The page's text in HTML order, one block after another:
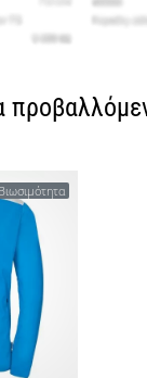
Βιωσιμότητα